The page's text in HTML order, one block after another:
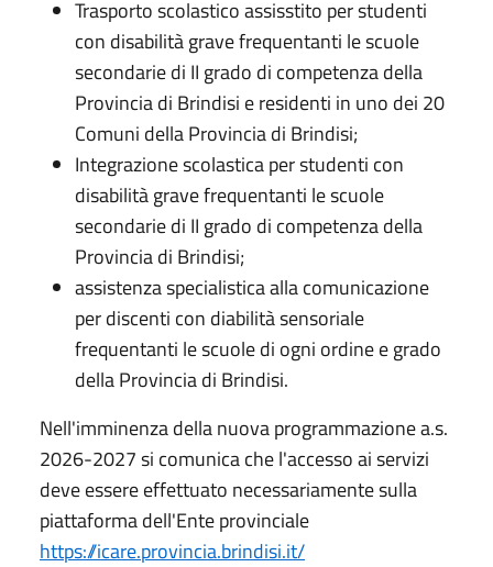
Trasporto scolastico assisstito per studenti
con disabilità grave frequentanti le scuole
secondarie di II grado di competenza della
Provincia di Brindisi e residenti in uno dei 20
Comuni della Provincia di Brindisi;
Integrazione scolastica per studenti con
disabilità grave frequentanti le scuole
secondarie di II grado di competenza della
Provincia di Brindisi;
assistenza specialistica alla comunicazione
per discenti con diabilità sensoriale
frequentanti le scuole di ogni ordine e grado
della Provincia di Brindisi.
Nell'imminenza della nuova programmazione a.s.
2026-2027 si comunica che l'accesso ai servizi
deve essere effettuato necessariamente sulla
piattaforma dell'Ente provinciale
https://icare.provincia.brindisi.it/